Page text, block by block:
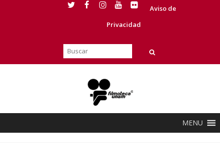
Aviso de
Privacidad
MENU